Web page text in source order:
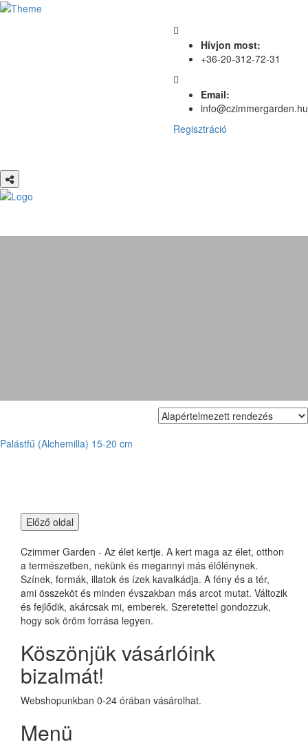
Hívjon most:
+36-20-312-72-31
Email:
info@czimmergarden.hu
Regisztráció
Palástfű (Alchemilla) 15-20 cm
Czimmer Garden - Az élet kertje. A kert maga az élet, otthon
a természetben, nekünk és megannyi más élőlénynek.
Színek, formák, illatok és ízek kavalkádja. A fény és a tér,
ami összeköt és minden évszakban más arcot mutat. Változik
és fejlődik, akárcsak mi, emberek. Szeretettel gondozzuk,
hogy sok öröm forrása legyen.
Köszönjük vásárlóink
bizalmát!
Webshopunkban 0-24 órában vásárolhat.
Menü